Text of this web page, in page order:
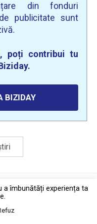
din fonduri
publicitate sunt
poți contribui tu
BIZIDAY
·Contact
îmbunătăți experiența ta